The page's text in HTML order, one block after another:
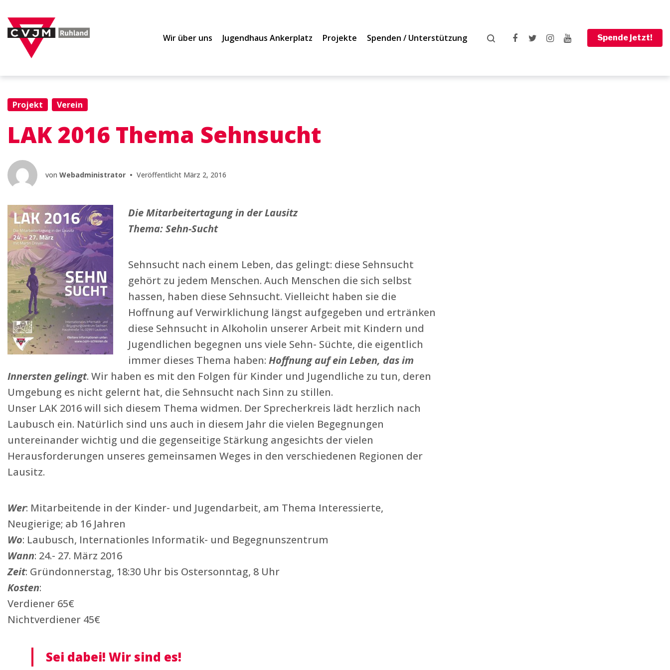
Hauptnavigation
springen
Inhalt
springen
Footer
springen
Wir über uns Jugendhaus Ankerplatz Projekte Spenden / Unterstützung
Instagram
Youtube
Spende jetzt!
Projekt Verein
LAK 2016 Thema Sehnsucht
von Webadministrator • Veröffentlicht März 2, 2016
Die Mitarbeitertagung in der Lausitz
Thema: Sehn-Sucht
Sehnsucht nach einem Leben, das gelingt: diese Sehnsucht
gehört zu jedem Menschen. Auch Menschen die sich selbst
hassen, haben diese Sehnsucht. Vielleicht haben sie die
Hoffnung auf Verwirklichung längst aufgegeben und ertränken
diese Sehnsucht in Alkoholin unserer Arbeit mit Kindern und
Jugendlichen begegnen uns viele Sehn- Süchte, die eigentlich
immer dieses Thema haben: Hoffnung auf ein Leben, das im
Innersten gelingt. Wir haben es mit den Folgen für Kinder und Jugendliche zu tun, deren
Umgebung es nicht gelernt hat, die Sehnsucht nach Sinn zu stillen.
Unser LAK 2016 will sich diesem Thema widmen. Der Sprecherkreis lädt herzlich nach
Laubusch ein. Natürlich sind uns auch in diesem Jahr die vielen Begegnungen
untereinander wichtig und die gegenseitige Stärkung angesichts der vielen
Herausforderungen unseres gemeinsamen Weges in den verschiedenen Regionen der
Lausitz.
Wer: Mitarbeitende in der Kinder- und Jugendarbeit, am Thema Interessierte,
Neugierige; ab 16 Jahren
Wo: Laubusch, Internationles Informatik- und Begegnunszentrum
Wann: 24.- 27. März 2016
Zeit: Gründonnerstag, 18:30 Uhr bis Ostersonntag, 8 Uhr
Kosten:
Verdiener 65€
Nichtverdiener 45€
Sei dabei! Wir sind es!